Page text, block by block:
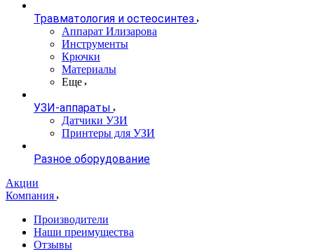
Травматология и остеосинтез
Аппарат Илизарова
Инструменты
Крючки
Материалы
Еще
УЗИ-аппараты
Датчики УЗИ
Принтеры для УЗИ
Разное оборудование
Акции
Компания
Производители
Наши преимущества
Отзывы